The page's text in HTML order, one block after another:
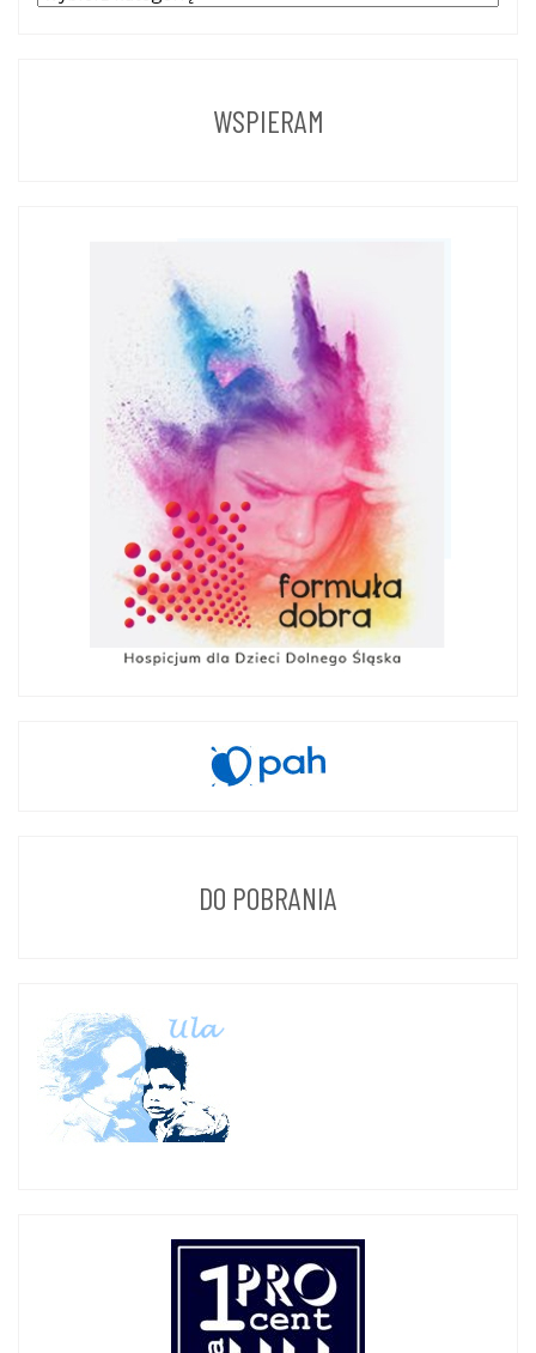
WSPIERAM
DO POBRANIA